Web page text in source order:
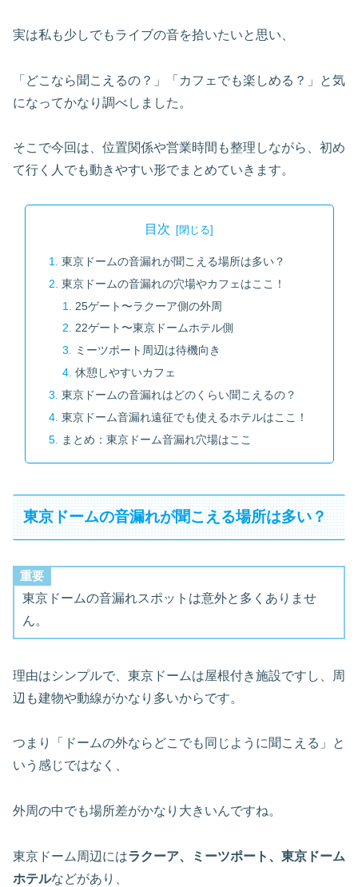
実は私も少しでもライブの音を拾いたいと思い、
「どこなら聞こえるの？」「カフェでも楽しめる？」と気
になってかなり調べしました。
そこで今回は、位置関係や営業時間も整理しながら、初め
て行く人でも動きやすい形でまとめていきます。
目次
東京ドームの音漏れが聞こえる場所は多い？
東京ドームの音漏れの穴場やカフェはここ！
25ゲート〜ラクーア側の外周
22ゲート〜東京ドームホテル側
ミーツポート周辺は待機向き
休憩しやすいカフェ
東京ドームの音漏れはどのくらい聞こえるの？
東京ドーム音漏れ遠征でも使えるホテルはここ！
まとめ：東京ドーム音漏れ穴場はここ
東京ドームの音漏れが聞こえる場所は多い？
重要
東京ドームの音漏れスポットは意外と多くありませ
ん。
理由はシンプルで、東京ドームは屋根付き施設ですし、周
辺も建物や動線がかなり多いからです。
つまり「ドームの外ならどこでも同じように聞こえる」と
いう感じではなく、
外周の中でも場所差がかなり大きいんですね。
東京ドーム周辺にはラクーア、ミーツポート、東京ドーム
ホテルなどがあり、